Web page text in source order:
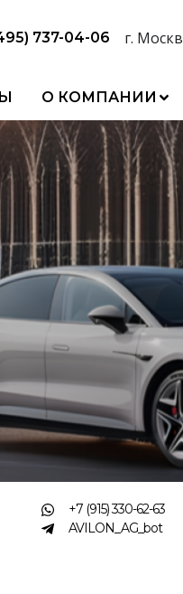
737-04-06 г.
О КОМПАНИИ
+7 (915) 330-62-63
AVILON_AG_bot